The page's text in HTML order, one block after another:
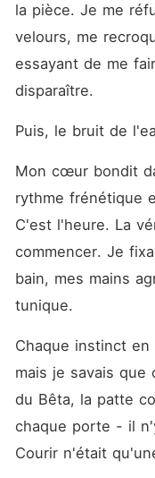
la pièce. Je me
velours, me
essayant de me
disparaître.
Puis, le bruit de
Mon cœur bondit
rythme frénétique
C'est l'heure. La
commencer. Je
bain, mes mains
tunique.
Chaque instinct
mais je savais que
du Bêta, la patte
chaque porte - il
Courir n'était